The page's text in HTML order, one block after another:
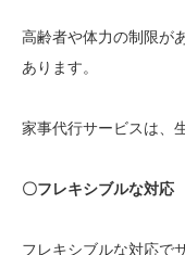
高齢者や体力の制限が
あります。
家事代行サービスは、
〇フレキシブルな対応
フレキシブルな対応で